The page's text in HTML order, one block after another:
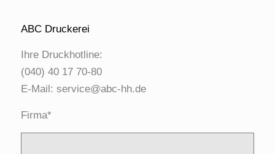
ABC Druckerei
Ihre Druckhotline:
(040) 40 17 70-80
E-Mail: service@abc-hh.de
Firma*